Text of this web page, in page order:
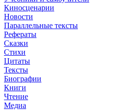
Киносценарии
Новости
Параллельные тексты
Рефераты
Сказки
Стихи
Цитаты
Тексты
Биографии
Книги
Чтение
Медиа